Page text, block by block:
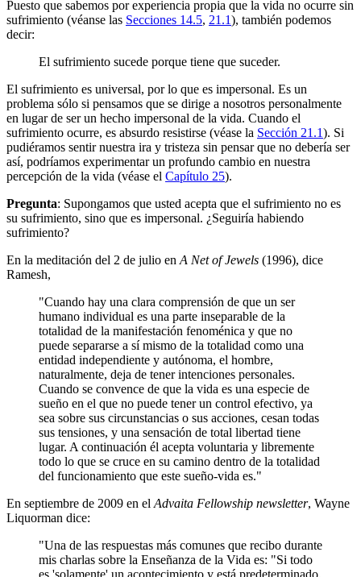
Puesto que sabemos por experiencia propia que la vida no ocurre sin
sufrimiento (véanse las Secciones 14.5, 21.1), también podemos
decir:
El sufrimiento sucede porque tiene que suceder.
El sufrimiento es universal, por lo que es impersonal. Es un
problema sólo si pensamos que se dirige a nosotros personalmente
en lugar de ser un hecho impersonal de la vida. Cuando el
sufrimiento ocurre, es absurdo resistirse (véase la Sección 21.1). Si
pudiéramos sentir nuestra ira y tristeza sin pensar que no debería ser
así, podríamos experimentar un profundo cambio en nuestra
percepción de la vida (véase el Capítulo 25).
Pregunta: Supongamos que usted acepta que el sufrimiento no es
su sufrimiento, sino que es impersonal. ¿Seguiría habiendo
sufrimiento?
En la meditación del 2 de julio en A Net of Jewels (1996), dice
Ramesh,
"Cuando hay una clara comprensión de que un ser
humano individual es una parte inseparable de la
totalidad de la manifestación fenoménica y que no
puede separarse a sí mismo de la totalidad como una
entidad independiente y autónoma, el hombre,
naturalmente, deja de tener intenciones personales.
Cuando se convence de que la vida es una especie de
sueño en el que no puede tener un control efectivo, ya
sea sobre sus circunstancias o sus acciones, cesan todas
sus tensiones, y una sensación de total libertad tiene
lugar. A continuación él acepta voluntaria y libremente
todo lo que se cruce en su camino dentro de la totalidad
del funcionamiento que este sueño-vida es."
En septiembre de 2009 en el Advaita Fellowship newsletter, Wayne
Liquorman dice:
"Una de las respuestas más comunes que recibo durante
mis charlas sobre la Enseñanza de la Vida es: "Si todo